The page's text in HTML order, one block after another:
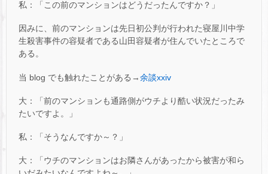
私：「この前のマンションはどうだったんですか？」
因みに、前のマンションは先日初公判が行われた寝屋川中学
生殺害事件の容疑者である山田容疑者が住んでいたところで
ある。
当 blog でも触れたことがある→余談xxiv
大：「前のマンションも通路側がウチより酷い状況だったみ
たいですよ。」
私：「そうなんですか～？」
大：「ウチのマンションはお隣さんがあったから被害が和ら